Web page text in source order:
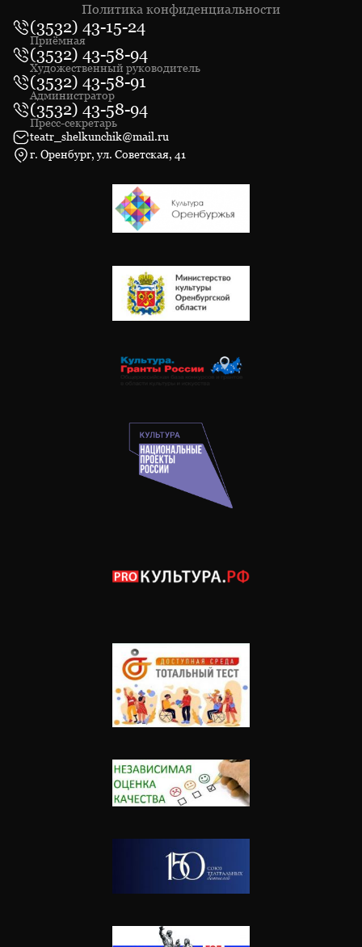
Политика конфиденциальности
(3532) 43-15-24
Приёмная
(3532) 43-58-94
Художественный руководитель
(3532) 43-58-91
Администратор
(3532) 43-58-94
Пресс-секретарь
teatr_shelkunchik@mail.ru
г. Оренбург, ул. Советская, 41